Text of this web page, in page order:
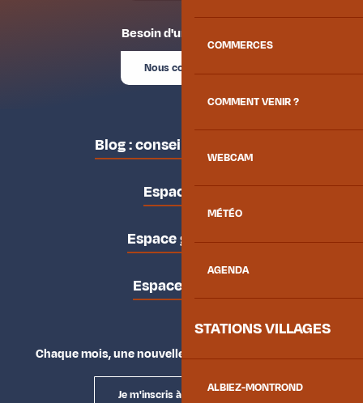
COMMERCES
COMMENT VENIR ?
WEBCAM
MÉTÉO
AGENDA
STATIONS VILLAGES
ALBIEZ-MONTROND
Besoin d'un conseil ?
Nous contacter
Blog : conseils des locaux
Espace pro
Espace groupes
Espace presse
Chaque mois, une nouvelle façon d'explorer la vallée.
Je m'inscris à la newsletter